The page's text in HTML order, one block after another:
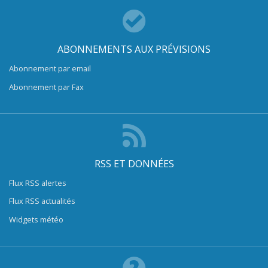
ABONNEMENTS AUX PRÉVISIONS
Abonnement par email
Abonnement par Fax
RSS ET DONNÉES
Flux RSS alertes
Flux RSS actualités
Widgets météo